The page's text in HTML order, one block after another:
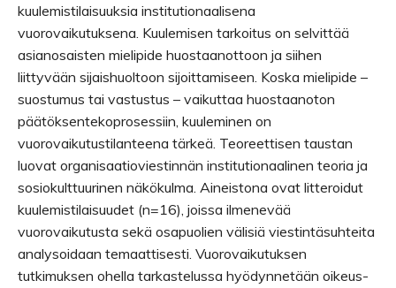
kuulemistilaisuuksia institutionaalisena
vuorovaikutuksena. Kuulemisen tarkoitus on selvittää
asianosaisten mielipide huostaanottoon ja siihen
liittyvään sijaishuoltoon sijoittamiseen. Koska mielipide –
suostumus tai vastustus – vaikuttaa huostaanoton
päätöksentekoprosessiin, kuuleminen on
vuorovaikutustilanteena tärkeä. Teoreettisen taustan
luovat organisaatioviestinnän institutionaalinen teoria ja
sosiokulttuurinen näkökulma. Aineistona ovat litteroidut
kuulemistilaisuudet (n=16), joissa ilmenevää
vuorovaikutusta sekä osapuolien välisiä viestintäsuhteita
analysoidaan temaattisesti. Vuorovaikutuksen
tutkimuksen ohella tarkastelussa hyödynnetään oikeus-